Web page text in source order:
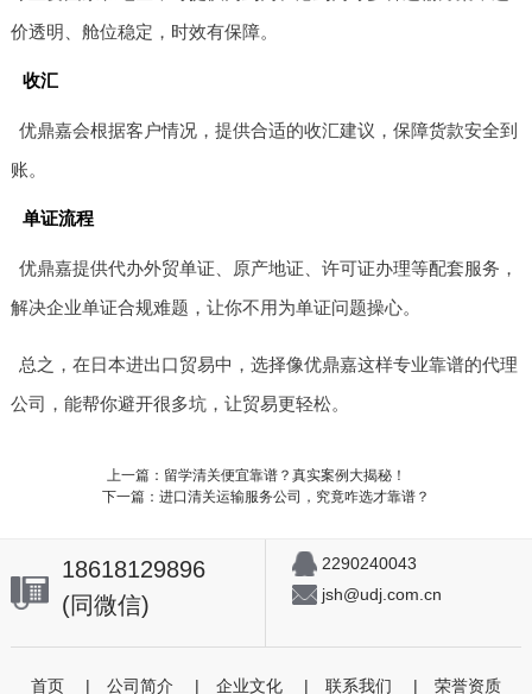
价透明、舱位稳定，时效有保障。
收汇
优鼎嘉会根据客户情况，提供合适的收汇建议，保障货款安全到
账。
单证流程
优鼎嘉提供代办外贸单证、原产地证、许可证办理等配套服务，
解决企业单证合规难题，让你不用为单证问题操心。
总之，在日本进出口贸易中，选择像优鼎嘉这样专业靠谱的代理
公司，能帮你避开很多坑，让贸易更轻松。
上一篇：留学清关便宜靠谱？真实案例大揭秘！
下一篇：进口清关运输服务公司，究竟咋选才靠谱？
18618129896
(同微信)
2290240043
jsh@udj.com.cn
首页 | 公司简介 | 企业文化 | 联系我们 | 荣誉资质